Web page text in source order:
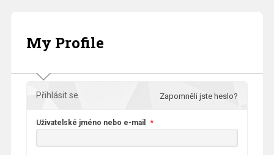
My Profile
Přihlásit se Zapomněli jste heslo?
Uživatelské jméno nebo e-mail *